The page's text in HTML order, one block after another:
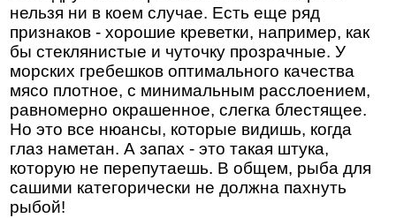
нельзя ни в коем случае. Есть еще ряд
признаков - хорошие креветки, например, как
бы стеклянистые и чуточку прозрачные. У
морских гребешков оптимального качества
мясо плотное, с минимальным расслоением,
равномерно окрашенное, слегка блестящее.
Но это все нюансы, которые видишь, когда
глаз наметан. А запах - это такая штука,
которую не перепутаешь. В общем, рыба для
сашими категорически не должна пахнуть
рыбой!